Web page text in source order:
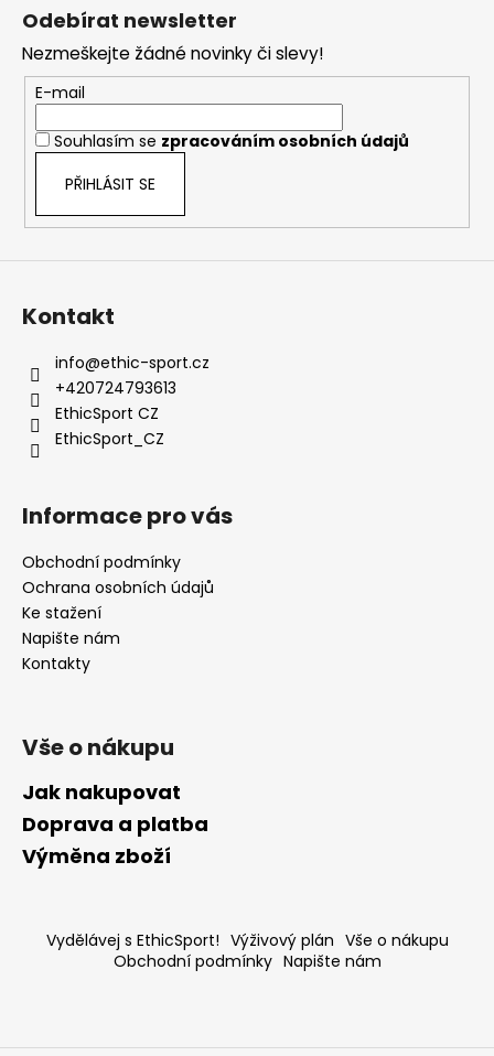
a
c
í
p
r
y
Odebírat newsletter
Nezmeškejte žádné novinky či slevy!
E-mail
Souhlasím se zpracováním osobních údajů
PŘIHLÁSIT SE
Kontakt
info@ethic-sport.cz
+420724793613
EthicSport CZ
EthicSport_CZ
Informace pro vás
Obchodní podmínky
Ochrana osobních údajů
Ke stažení
Napište nám
Kontakty
Vše o nákupu
Jak nakupovat
Doprava a platba
Výměna zboží
Vydělávej s EthicSport! Výživový plán Vše o nákupu
Obchodní podmínky Napište nám